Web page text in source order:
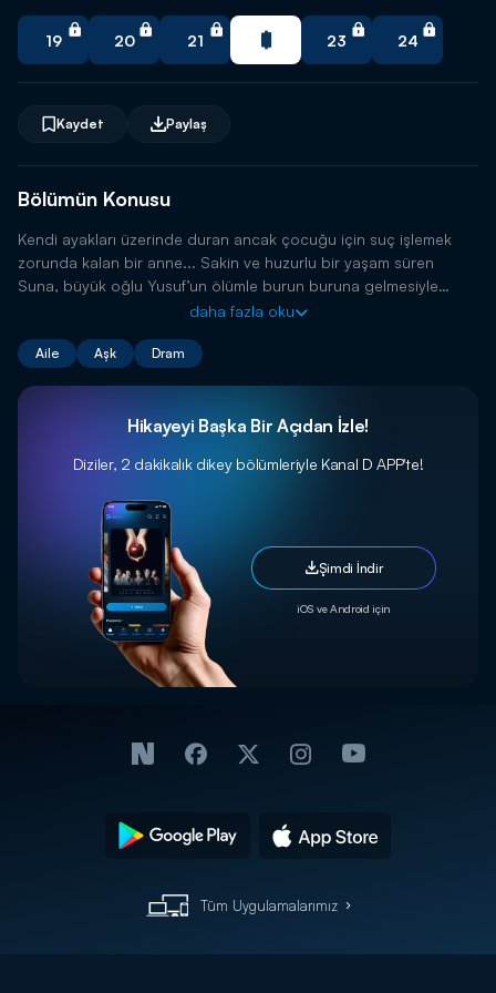
🔥 Yeni trend dizileri istediğin zaman izle.
Uygulamayı İndir
Bölümün Konusu
Kendi ayakları üzerinde duran ancak çocuğu için suç işlemek
zorunda kalan bir anne... Sakin ve huzurlu bir yaşam süren
Suna, büyük oğlu Yusuf’un ölümle burun buruna gelmesiyle
bambaşka bir mücadeleye başlar.
daha fazla oku
Aile Aşk Dram
Kaydet Paylaş
19 20 21 23 24
Hikayeyi Başka Bir Açıdan İzle!
Diziler, 2 dakikalık dikey bölümleriyle Kanal D APP'te!
Şimdi İndir
iOS ve Android için
Tüm Uygulamalarımız